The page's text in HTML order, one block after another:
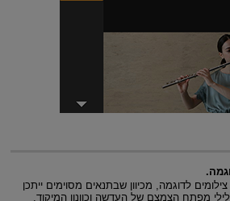
לדוגמה, מכיוון שבתנאים מסוימים ייתכן
מפתח הצמצם של העדשה וכוונון המיקוד.